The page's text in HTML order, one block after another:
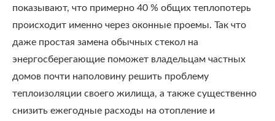
показывают, что примерно 40 % общих теплопотерь
происходит именно через оконные проемы. Так что
даже простая замена обычных стекол на
энергосберегающие поможет владельцам частных
домов почти наполовину решить проблему
теплоизоляции своего жилища, а также существенно
снизить ежегодные расходы на отопление и